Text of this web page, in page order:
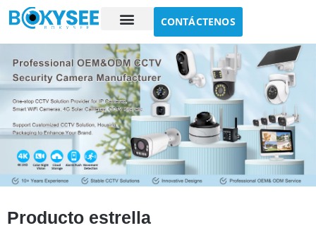
CONTÁCTENOS
Producto estrella